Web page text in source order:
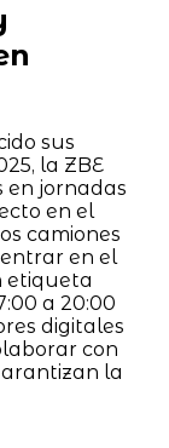
sus
la ZBE
en jornadas
en el
camiones
en el
etiqueta
a 20:00
digitales
con
la